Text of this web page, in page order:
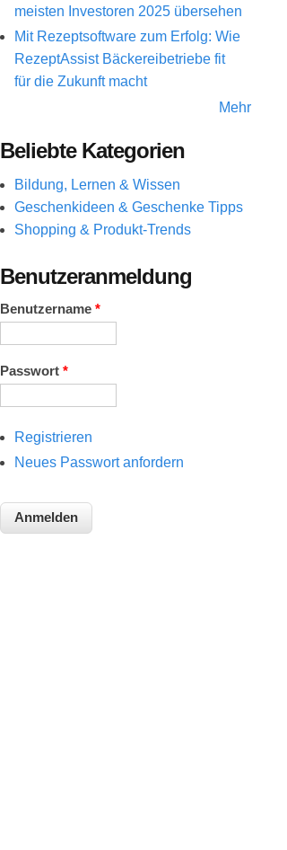
meisten Investoren 2025 übersehen
Mit Rezeptsoftware zum Erfolg: Wie
RezeptAssist Bäckereibetriebe fit
für die Zukunft macht
Mehr
Beliebte Kategorien
Bildung, Lernen & Wissen
Geschenkideen & Geschenke Tipps
Shopping & Produkt-Trends
Benutzeranmeldung
Benutzername *
Passwort *
Registrieren
Neues Passwort anfordern